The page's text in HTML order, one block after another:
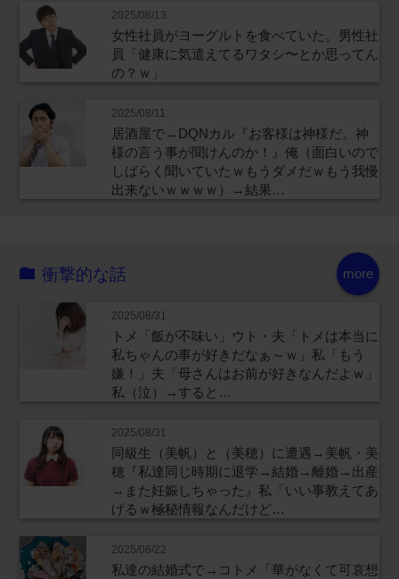
2025/08/13
女性社員がヨーグルトを食べていた。男性社
員「健康に気遣えてるワタシ〜とか思ってん
の？ｗ」
2025/08/11
居酒屋で→DQNカル『お客様は神様だ。神
様の言う事が聞けんのか！』俺（面白いので
しばらく聞いていたｗもうダメだｗもう我慢
出来ないｗｗｗｗ）→結果…
more
衝撃的な話
2025/08/31
トメ「飯が不味い」ウト・夫「トメは本当に
私ちゃんの事が好きだなぁ～ｗ」私「もう
嫌！」夫「母さんはお前が好きなんだよｗ」
私（泣）→すると…
2025/08/31
同級生（美帆）と（美穂）に遭遇→美帆・美
穂『私達同じ時期に退学→結婚→離婚→出産
→また妊娠しちゃった』私「いい事教えてあ
げるｗ極秘情報なんだけど…
2025/08/22
私達の結婚式で→コトメ「華がなくて可哀想